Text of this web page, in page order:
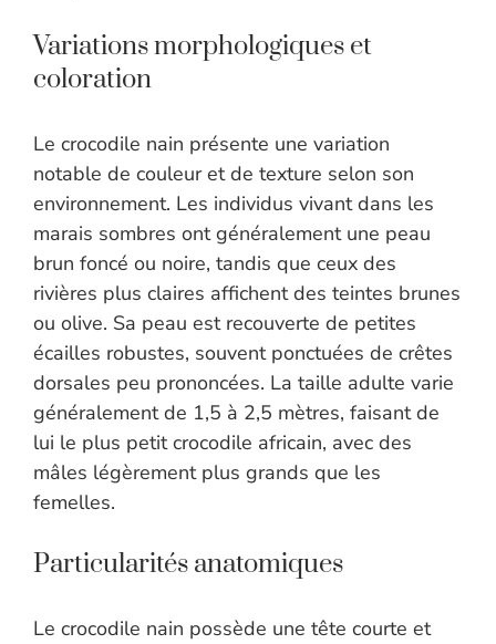
Variations morphologiques et
coloration
Le crocodile nain présente une variation
notable de couleur et de texture selon son
environnement. Les individus vivant dans les
marais sombres ont généralement une peau
brun foncé ou noire, tandis que ceux des
rivières plus claires affichent des teintes brunes
ou olive. Sa peau est recouverte de petites
écailles robustes, souvent ponctuées de crêtes
dorsales peu prononcées. La taille adulte varie
généralement de 1,5 à 2,5 mètres, faisant de
lui le plus petit crocodile africain, avec des
mâles légèrement plus grands que les
femelles.
Particularités anatomiques
Le crocodile nain possède une tête courte et